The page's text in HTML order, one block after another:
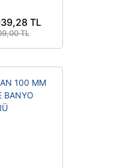
TL
TL